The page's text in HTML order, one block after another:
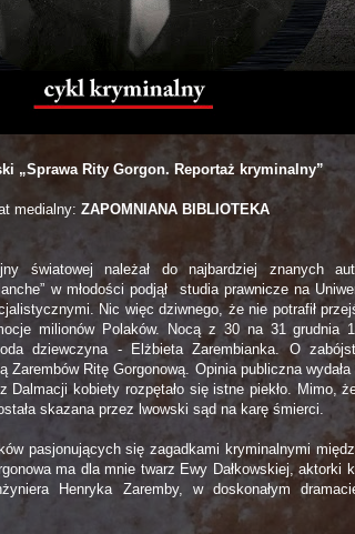
„Sprawa Rity Gorgon. Reportaż kryminalny”
medialny: ZAPOMNIANA BIBLIOTEKA
światowej należał do najbardziej znanych
” w młodości podjął studia prawnicze na
Nic więc dziwnego, że nie potrafił
milionów Polaków. Nocą z 30 na 31 grudnia
dziewczyna - Elżbieta Zarembianka. O
Ritę Gorgonową. Opinia publiczna
Dalmacji kobiety rozpętało się istne piekło. Mimo,
skazana przez lwowski sąd na karę śmierci.
pasjonujących się zagadkami kryminalnymi
ma dla mnie twarz Ewy Dałkowskiej, aktorki
Henryka Zaremby, w doskonałym